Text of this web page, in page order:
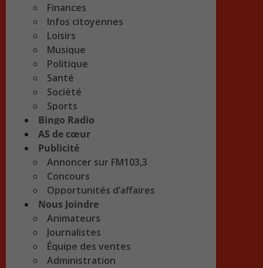
Finances
Infos citoyennes
Loisirs
Musique
Politique
Santé
Société
Sports
Bingo Radio
AS de cœur
Publicité
Annoncer sur FM103,3
Concours
Opportunités d’affaires
Nous Joindre
Animateurs
Journalistes
Équipe des ventes
Administration